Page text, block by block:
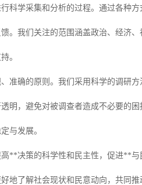
科学采集和分析的过程。通过各种
。我们关注的范围涵盖政治、经济
。
准确的原则。我们采用科学的调研
明，避免对被调查者造成不必要的
与发展。
**决策的科学性和民主性，促进**
地了解社会现状和民意动向，共同推